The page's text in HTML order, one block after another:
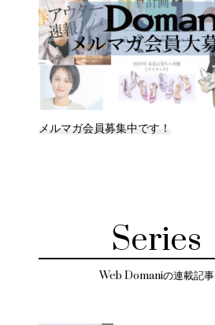
メルマガ会員募集中です！
Series
Web Domaniの連載記事